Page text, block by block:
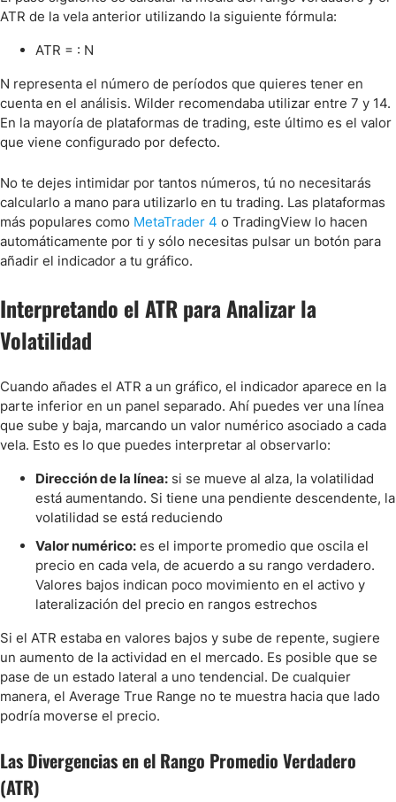
ATR de la vela anterior utilizando la siguiente fórmula:
ATR = : N
N representa el número de períodos que quieres tener en
cuenta en el análisis. Wilder recomendaba utilizar entre 7 y 14.
En la mayoría de plataformas de trading, este último es el valor
que viene configurado por defecto.
No te dejes intimidar por tantos números, tú no necesitarás
calcularlo a mano para utilizarlo en tu trading. Las plataformas
más populares como MetaTrader 4 o TradingView lo hacen
automáticamente por ti y sólo necesitas pulsar un botón para
añadir el indicador a tu gráfico.
Interpretando el ATR para Analizar la
Volatilidad
Cuando añades el ATR a un gráfico, el indicador aparece en la
parte inferior en un panel separado. Ahí puedes ver una línea
que sube y baja, marcando un valor numérico asociado a cada
vela. Esto es lo que puedes interpretar al observarlo:
Dirección de la línea: si se mueve al alza, la volatilidad
está aumentando. Si tiene una pendiente descendente, la
volatilidad se está reduciendo
Valor numérico: es el importe promedio que oscila el
precio en cada vela, de acuerdo a su rango verdadero.
Valores bajos indican poco movimiento en el activo y
lateralización del precio en rangos estrechos
Si el ATR estaba en valores bajos y sube de repente, sugiere
un aumento de la actividad en el mercado. Es posible que se
pase de un estado lateral a uno tendencial. De cualquier
manera, el Average True Range no te muestra hacia que lado
podría moverse el precio.
Las Divergencias en el Rango Promedio Verdadero
(ATR)